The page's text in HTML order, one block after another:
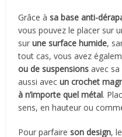
Grâce àsa base anti-
vous pouvez le placer sur
surune surface humide,
tout cas, vous avez
ou de suspensions avec
aussi avec un crochet
à n’importe quel métal.
sens, en hauteur ou
Pour parfaire son design,